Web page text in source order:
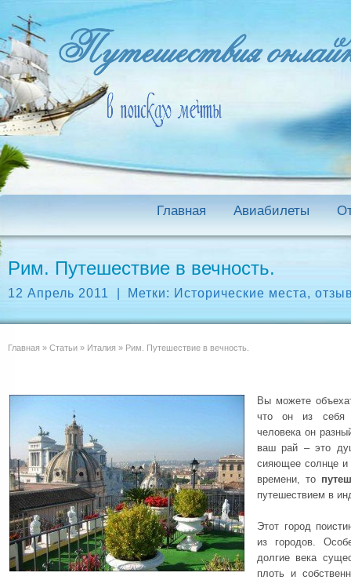
Главная Авиабилеты
Рим. Путешествие в вечность.
12 Апрель 2011 Метки: Исторические места,
Главная » Статьи » Италия » Рим. Путешествие в вечность.
Вы можете
что он из себя
человека он
ваш рай – это
сияющее солнце и
времени, то
путешествием в
Этот город
из городов.
долгие века
плоть и